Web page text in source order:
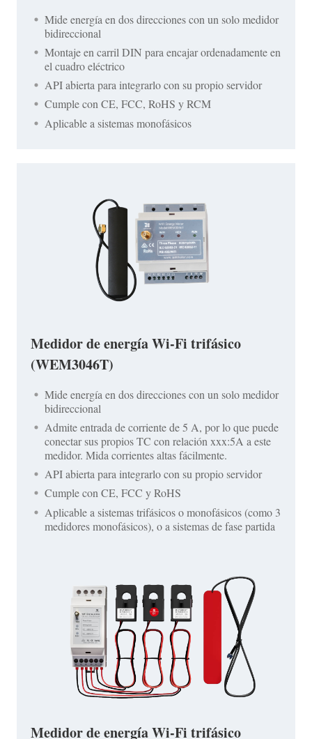
Mide energía en dos direcciones con un solo medidor
bidireccional
Montaje en carril DIN para encajar ordenadamente en
el cuadro eléctrico
API abierta para integrarlo con su propio servidor
Cumple con CE, FCC, RoHS y RCM
Aplicable a sistemas monofásicos
Medidor de energía Wi-Fi trifásico
(WEM3046T)
Mide energía en dos direcciones con un solo medidor
bidireccional
Admite entrada de corriente de 5 A, por lo que puede
conectar sus propios TC con relación xxx:5A a este
medidor. Mida corrientes altas fácilmente.
API abierta para integrarlo con su propio servidor
Cumple con CE, FCC y RoHS
Aplicable a sistemas trifásicos o monofásicos (como 3
medidores monofásicos), o a sistemas de fase partida
Medidor de energía Wi-Fi trifásico